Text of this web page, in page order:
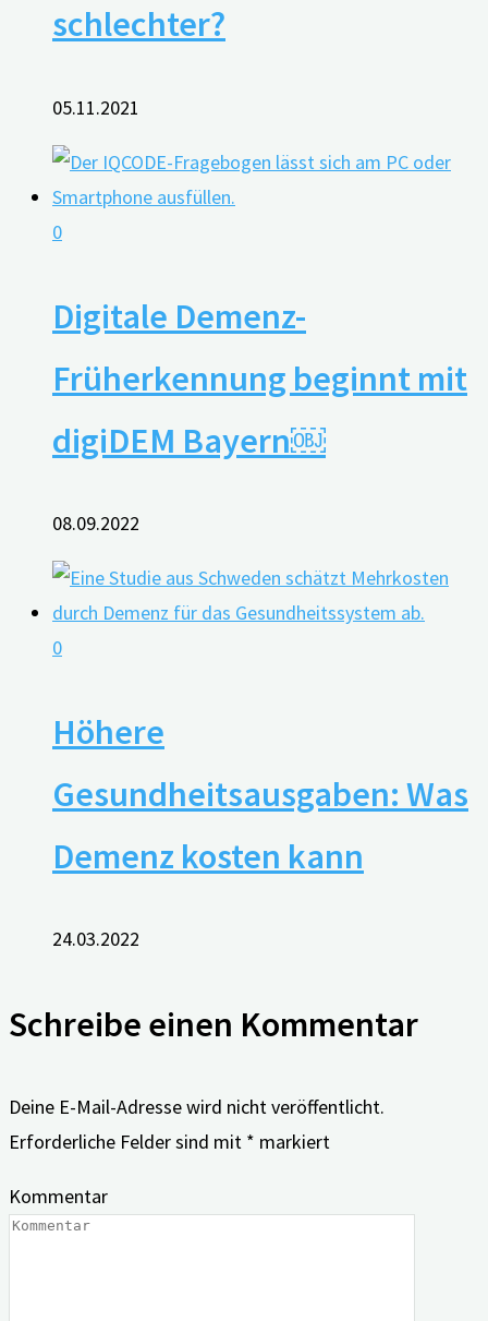
schlechter?
05.11.2021
0
Digitale Demenz-
Früherkennung beginnt mit
digiDEM Bayern￼
08.09.2022
0
Höhere
Gesundheitsausgaben: Was
Demenz kosten kann
24.03.2022
Schreibe einen Kommentar
Deine E-Mail-Adresse wird nicht veröffentlicht.
Erforderliche Felder sind mit * markiert
Kommentar